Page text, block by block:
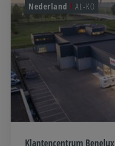
Nederland AL-KO
Klantencentrum Benelux